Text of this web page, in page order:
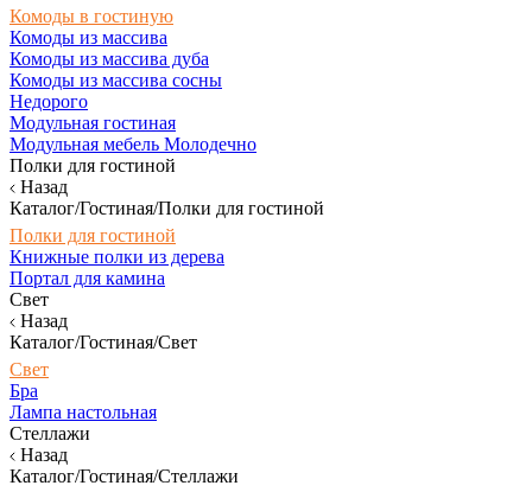
Комоды в гостиную
Комоды из массива
Комоды из массива дуба
Комоды из массива сосны
Недорого
Модульная гостиная
Модульная мебель Молодечно
Полки для гостиной
Назад
Каталог/Гостиная/Полки для гостиной
Полки для гостиной
Книжные полки из дерева
Портал для камина
Свет
Назад
Каталог/Гостиная/Свет
Свет
Бра
Лампа настольная
Стеллажи
Назад
Каталог/Гостиная/Стеллажи